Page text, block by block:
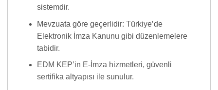
sistemdir.
Mevzuata göre geçerlidir: Türkiye’de
Elektronik İmza Kanunu gibi düzenlemelere
tabidir.
EDM KEP’in E-İmza hizmetleri, güvenli
sertifika altyapısı ile sunulur.